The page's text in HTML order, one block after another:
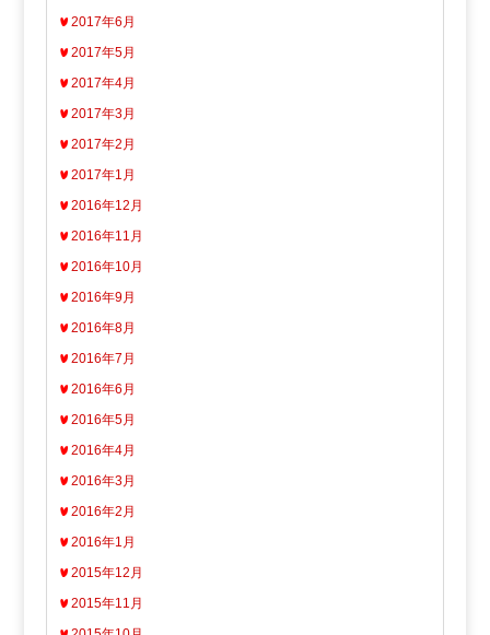
2017年6月
2017年5月
2017年4月
2017年3月
2017年2月
2017年1月
2016年12月
2016年11月
2016年10月
2016年9月
2016年8月
2016年7月
2016年6月
2016年5月
2016年4月
2016年3月
2016年2月
2016年1月
2015年12月
2015年11月